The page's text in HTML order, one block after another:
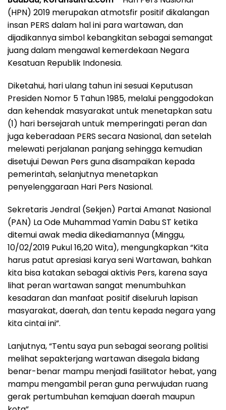
(HPN) 2019 merupakan atmotsfir positif dikalangan
insan PERS dalam hal ini para wartawan, dan
dijadikannya simbol kebangkitan sebagai semangat
juang dalam mengawal kemerdekaan Negara
Kesatuan Republik Indonesia.
Diketahui, hari ulang tahun ini sesuai Keputusan
Presiden Nomor 5 Tahun 1985, melalui penggodokan
dan kehendak masyarakat untuk menetapkan satu
(1) hari bersejarah untuk memperingati peran dan
juga keberadaan PERS secara Nasional, dan setelah
melewati perjalanan panjang sehingga kemudian
disetujui Dewan Pers guna disampaikan kepada
pemerintah, selanjutnya menetapkan
penyelenggaraan Hari Pers Nasional.
Sekretaris Jendral (Sekjen) Partai Amanat Nasional
(PAN) La Ode Muhammad Yamin Dabu ST ketika
ditemui awak media dikediamannya (Minggu,
10/02/2019 Pukul 16,20 Wita), mengungkapkan “Kita
harus patut apresiasi karya seni Wartawan, bahkan
kita bisa katakan sebagai aktivis Pers, karena saya
lihat peran wartawan sangat menumbuhkan
kesadaran dan manfaat positif diseluruh lapisan
masyarakat, daerah, dan tentu kepada negara yang
kita cintai ini”.
Lanjutnya, “Tentu saya pun sebagai seorang politisi
melihat sepakterjang wartawan disegala bidang
benar-benar mampu menjadi fasilitator hebat, yang
mampu mengambil peran guna perwujudan ruang
gerak pertumbuhan kemajuan daerah maupun